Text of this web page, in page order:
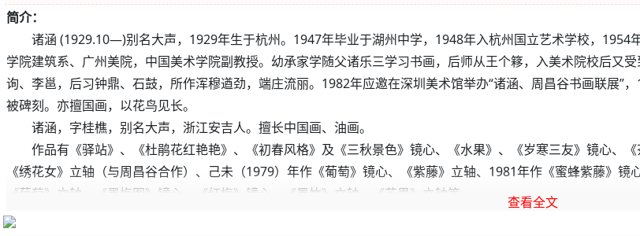
简介：
诸涵 (1929.10—)别名大声，1929年生于杭州。1947年毕业于湖州中学，1948年入杭州国立艺术学校，1954
学院建筑系、广州美院，中国美术学院副教授。幼承家学随父诸乐三学习书画，后师从王个簃，入美术院校后又
询、李邕，后习钟鼎、石鼓，所作浑穆遒劲，端庄流丽。1982年应邀在深圳美术馆举办“诸涵、周昌谷书画联展”
被碑刻。亦擅国画，以花鸟见长。
诸涵，字桂樵，别名大声，浙江安吉人。擅长中国画、油画。
作品有《驿站》、《杜鹃花红艳艳》、《初春风格》及《三秋景色》镜心、《水果》、《岁寒三友》镜心、《
《绣花女》立轴（与周昌谷合作）、己未（1979）年作《葡萄》镜心、《紫藤》立轴、1981年作《蜜蜂紫藤》
《葡萄》立轴、《墨梅图》镜心、《红梅》镜心、《墨竹》立轴、《花果》立轴等
查看全文